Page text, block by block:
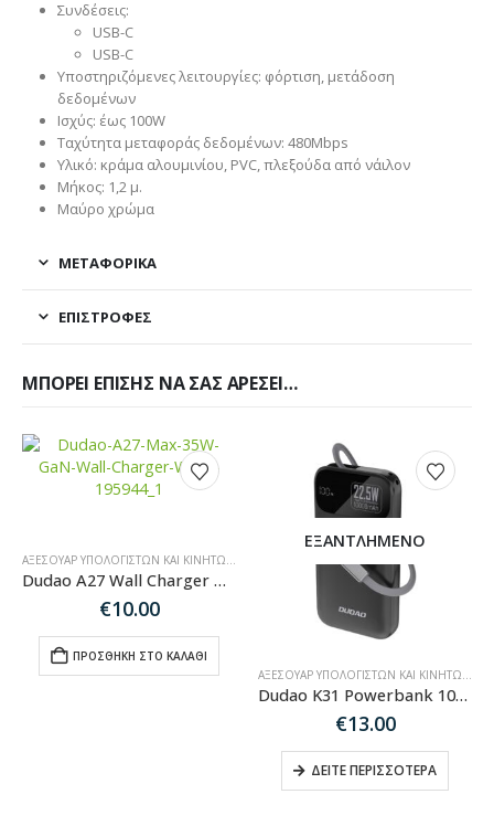
Συνδέσεις:
USB-C
USB-C
Υποστηριζόμενες λειτουργίες: φόρτιση, μετάδοση
δεδομένων
Ισχύς: έως 100W
Ταχύτητα μεταφοράς δεδομένων: 480Mbps
Υλικό: κράμα αλουμινίου, PVC, πλεξούδα από νάιλον
Μήκος: 1,2 μ.
Μαύρο χρώμα
ΜΕΤΑΦΟΡΙΚΆ
ΕΠΙΣΤΡΟΦΈΣ
ΜΠΟΡΕΊ ΕΠΊΣΗΣ ΝΑ ΣΑΣ ΑΡΈΣΕΙ…
ΑΞΕΣΟΥΆΡ ΥΠΟΛΟΓΙΣΤΏΝ ΚΑΙ ΚΙΝΗΤΏΝ
Dudao A27 Wall Charger MaxC 35W GaN + USB-C Cable – WHITE
€10.00
ΠΡΟΣΘΉΚΗ ΣΤΟ ΚΑΛΆΘΙ
ΕΞΑΝΤΛΗΜΈΝΟ
ΑΞΕΣΟΥΆΡ ΥΠΟΛΟΓΙΣΤΏΝ ΚΑΙ ΚΙΝΗΤΏΝ
Dudao K31 Powerbank 10000 mAh 22.5W PD with Built-in Cable – Black
€13.00
ΔΕΊΤΕ ΠΕΡΙΣΣΌΤΕΡΑ